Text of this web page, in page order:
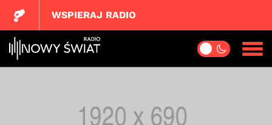
WSPIERAJ RADIO